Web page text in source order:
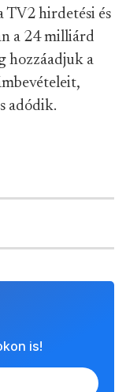
hirdetési és
a 24 milliárd
hozzáadjuk a
adódik.
is!